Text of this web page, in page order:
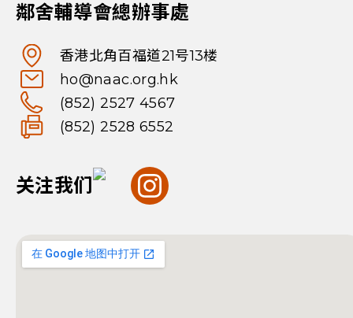
鄰舍輔導會總辦事處
香港北角百福道21号13楼
ho@naac.org.hk
(852) 2527 4567
(852) 2528 6552
关注我们